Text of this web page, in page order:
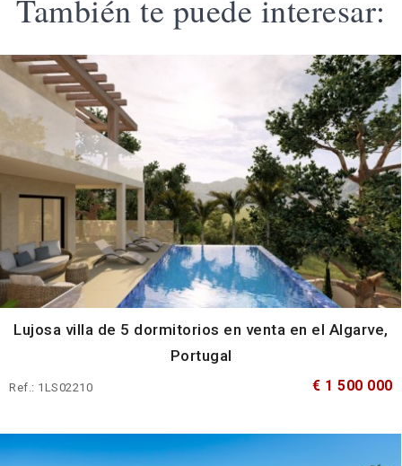
También te puede interesar:
Lujosa villa de 5 dormitorios en venta en el Algarve,
Portugal
Ref.: 1LS02210 € 1 500 000